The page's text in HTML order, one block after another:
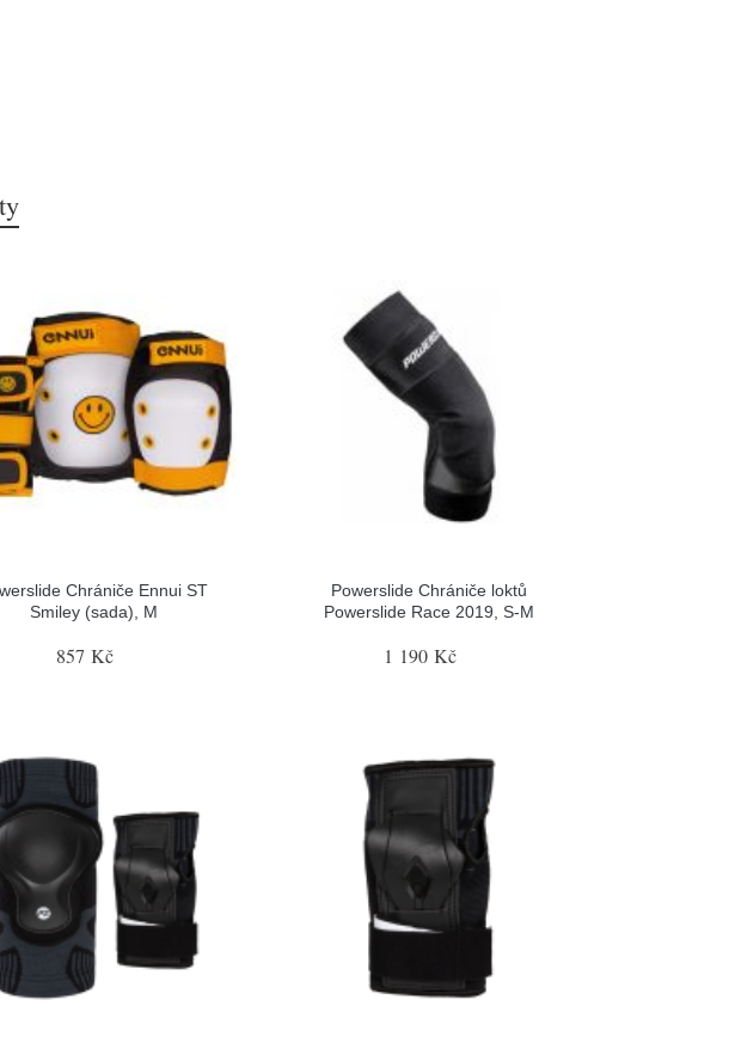
Chrániče Ennui ST
Smiley (sada), M
857 Kč
Powerslide Chrániče loktů
Powerslide Race 2019, S-M
1 190 Kč